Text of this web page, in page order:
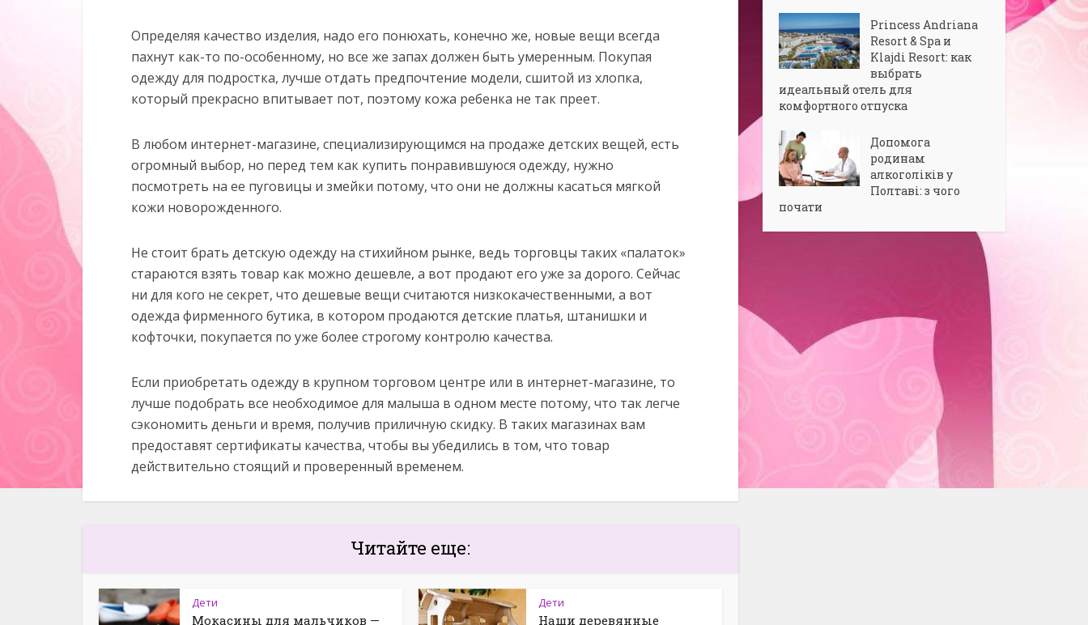
Определяя качество изделия, надо его понюхать, конечно же, новые вещи всегда
пахнут как-то по-особенному, но все же запах должен быть умеренным. Покупая
одежду для подростка, лучше отдать предпочтение модели, сшитой из хлопка,
который прекрасно впитывает пот, поэтому кожа ребенка не так преет.
В любом интернет-магазине, специализирующимся на продаже детских вещей, есть
огромный выбор, но перед тем как купить понравившуюся одежду, нужно
посмотреть на ее пуговицы и змейки потому, что они не должны касаться мягкой
кожи новорожденного.
Не стоит брать детскую одежду на стихийном рынке, ведь торговцы таких «палаток»
стараются взять товар как можно дешевле, а вот продают его уже за дорого. Сейчас
ни для кого не секрет, что дешевые вещи считаются низкокачественными, а вот
одежда фирменного бутика, в котором продаются детские платья, штанишки и
кофточки, покупается по уже более строгому контролю качества.
Если приобретать одежду в крупном торговом центре или в интернет-магазине, то
лучше подобрать все необходимое для малыша в одном месте потому, что так легче
сэкономить деньги и время, получив приличную скидку. В таких магазинах вам
предоставят сертификаты качества, чтобы вы убедились в том, что товар
действительно стоящий и проверенный временем.
Читайте еще:
Дети
Мокасины для мальчиков —
Дети
Наши деревянные
Princess Andriana
Resort & Spa и
Klajdi Resort: как
выбрать
идеальный отель для
комфортного отпуска
Допомога
родинам
алкоголіків у
Полтаві: з чого
почати